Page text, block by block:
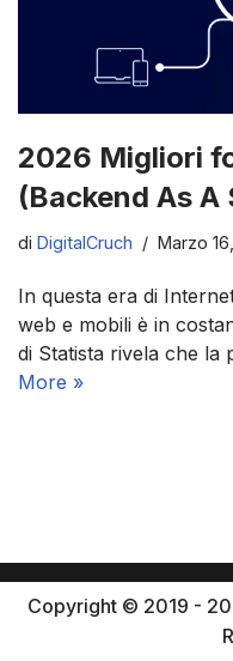
2026 Migliori
(Backend As A
di DigitalCruch Marzo
In questa era di
web e mobili è in
di Statista rivela che la
More »
Copyright © 2019 -